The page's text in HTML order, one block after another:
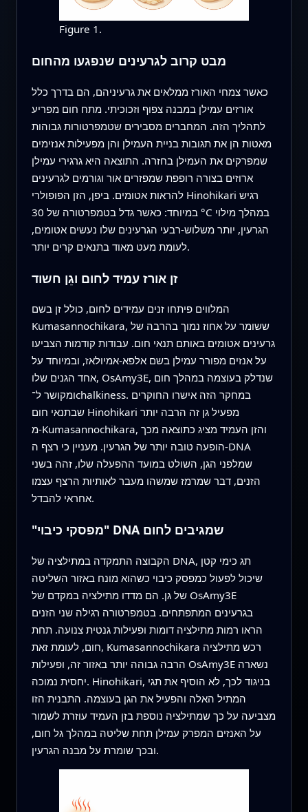
Figure 1.
מבט קרוב לגרעינים שנפגעו מהחום
כאשר צמחי האורז ממלאים את גרעיניהם, הם בדרך כלל
אורזים עמילן במבנה צפוף וזכוכיתי. מתח חום מפריע
לתהליך הזה. המחברים מסבירים שטמפרטורות גבוהות
מאטות הן את תגובות בניית העמילן והן מפעילות אנזימים
שמפרקים את העמילן בחזרה. התוצאה היא גרגירי עמילן
ארוזים בצורה רופפת שמפזרים אור וגורמים לגרעינים
להראות אטומים. ביפן, הזן הפופולרי Hinohikari רגיש
במיוחד: כאשר גדל בטמפרטורה של 30 °C במהלך מילוי
הגרעין, יותר משלוש-רבעי הגרעינים שלו נעשים אטומים,
לעומת מעט מאוד בתנאים קרים יותר.
זן אורז עמיד לחום וגֵן חשוד
המלווים פיתחו זנים עמידים לחום, כולל זן בשם
Kumasannochikara, ששומר על אחוז נמוך בהרבה של
גרעינים אטומים באותם תנאי חום. עבודות קודמות הצביעו
על אנזים מפורר עמילן בשם אלפא‑אמיולאז, ובמיוחד על
אחד הגנים שלו, OsAmy3E, שנדלק בעוצמה במהלך חום
ומקושר ל־chalkiness. במחקר הזה אישרו החוקרים
שבתנאי חום Hinohikari מפעיל גן זה הרבה יותר
מ‑Kumasannochikara, והזן העמיד מציג כתוצאה מכך
הופעה טובה יותר של הגרעין. מעניין כי רצף ה‑DNA
שמלפני הגן, השולט במועד ההפעלה שלו, זהה בשני
הזנים, דבר שמרמז שמשהו מעבר לאותיות הרצף עצמו
אחראי להבדל.
"מפסקי כיבוי" DNA שמגיבים לחום
הקבוצה התמקדה במתילציה של DNA, תג כימי קטן
שיכול לפעול כמפסק כיבוי כשהוא מונח באזור השליטה
של גן. הם מדדו מתילציה במקדם של OsAmy3E
בגרעינים המתפתחים. בטמפרטורה רגילה שני הזנים
הראו רמות מתילציה דומות ופעילות גנטית צנועה. תחת
חום, לעומת זאת, Kumasannochikara רכש מתילציה
הרבה גבוהה יותר באזור זה, ופעילות OsAmy3E נשארה
יחסית נמוכה. Hinohikari, בניגוד לכך, לא הוסיף את תגי
המתיל האלה והפעיל את הגן בעוצמה. התבנית הזו
מצביעה על כך שמתילציה נוספת בזן העמיד עוזרת לשמור
על האנזים המפרק עמילן תחת שליטה במהלך גל חום,
ובכך שומרת על מבנה הגרעין.